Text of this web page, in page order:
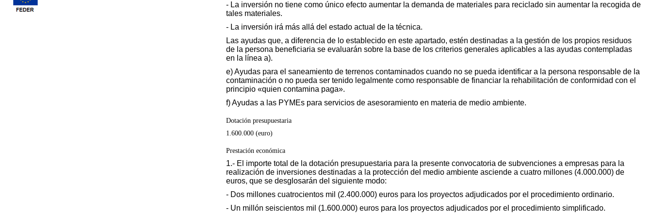
- La inversión no tiene como único efecto aumentar la demanda de materiales para reciclado sin aumentar la recogida de
tales materiales.
- La inversión irá más allá del estado actual de la técnica.
Las ayudas que, a diferencia de lo establecido en este apartado, estén destinadas a la gestión de los propios residuos
de la persona beneficiaria se evaluarán sobre la base de los criterios generales aplicables a las ayudas contempladas
en la línea a).
e) Ayudas para el saneamiento de terrenos contaminados cuando no se pueda identificar a la persona responsable de la
contaminación o no pueda ser tenido legalmente como responsable de financiar la rehabilitación de conformidad con el
principio «quien contamina paga».
f) Ayudas a las PYMEs para servicios de asesoramiento en materia de medio ambiente.
Dotación presupuestaria
1.600.000 (euro)
Prestación económica
1.- El importe total de la dotación presupuestaria para la presente convocatoria de subvenciones a empresas para la
realización de inversiones destinadas a la protección del medio ambiente asciende a cuatro millones (4.000.000) de
euros, que se desglosarán del siguiente modo:
- Dos millones cuatrocientos mil (2.400.000) euros para los proyectos adjudicados por el procedimiento ordinario.
- Un millón seiscientos mil (1.600.000) euros para los proyectos adjudicados por el procedimiento simplificado.